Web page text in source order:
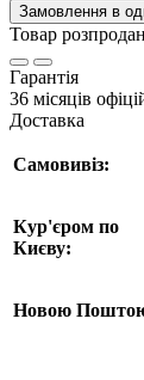
Замовлення в
Товар
Гарантія
36 місяців
Доставка
Самовивіз:
Кур'єром по
Києву:
Новою